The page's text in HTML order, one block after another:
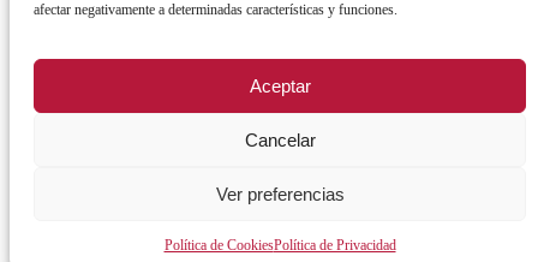
afectar negativamente a determinadas características y funciones.
Aceptar
Cancelar
Ver preferencias
Política de CookiesPolítica de Privacidad
REGISTRO DE ACTIVIDADES DE TRATAMIENTO